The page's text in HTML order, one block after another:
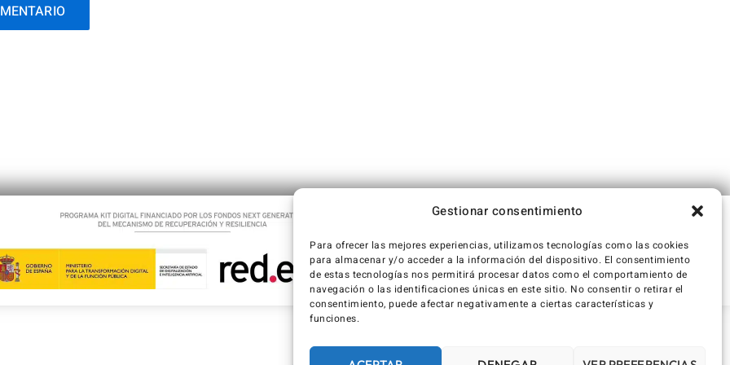
Gestionar consentimiento
Para ofrecer las mejores experiencias, utilizamos tecnologías como las cookies
para almacenar y/o acceder a la información del dispositivo. El consentimiento
de estas tecnologías nos permitirá procesar datos como el comportamiento de
navegación o las identificaciones únicas en este sitio. No consentir o retirar el
consentimiento, puede afectar negativamente a ciertas características y
funciones.